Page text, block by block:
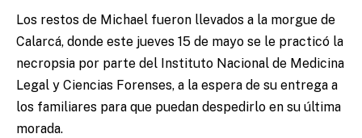
Los restos de Michael fueron llevados a la morgue de
Calarcá, donde este jueves 15 de mayo se le practicó la
necropsia por parte del Instituto Nacional de Medicina
Legal y Ciencias Forenses, a la espera de su entrega a
los familiares para que puedan despedirlo en su última
morada.